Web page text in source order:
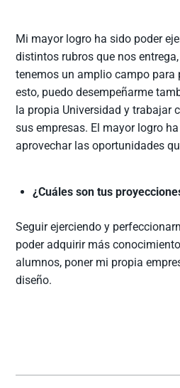
Mi mayor logro ha sido poder
distintos rubros que nos
tenemos un amplio campo para
esto, puedo desempeñarme
la propia Universidad y trabajar
sus empresas. El mayor logro
aprovechar las oportunidades
¿Cuáles son tus
Seguir ejerciendo y
poder adquirir más
alumnos, poner mi propia
diseño.